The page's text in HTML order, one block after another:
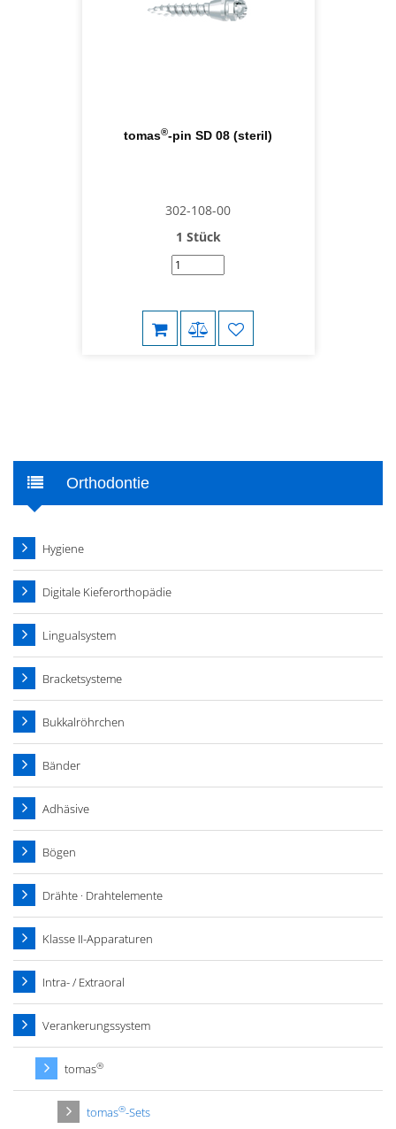
tomas®-pin SD 08 (steril)
302-108-00
1 Stück
Orthodontie
Hygiene
Digitale Kieferorthopädie
Lingualsystem
Bracketsysteme
Bukkalröhrchen
Bänder
Adhäsive
Bögen
Drähte · Drahtelemente
Klasse II-Apparaturen
Intra- / Extraoral
Verankerungssystem
tomas®
tomas®-Sets